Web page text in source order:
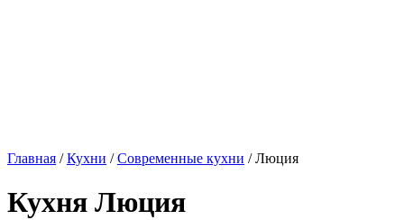
Главная /Кухни /Современные кухни / Люция
Кухня Люция